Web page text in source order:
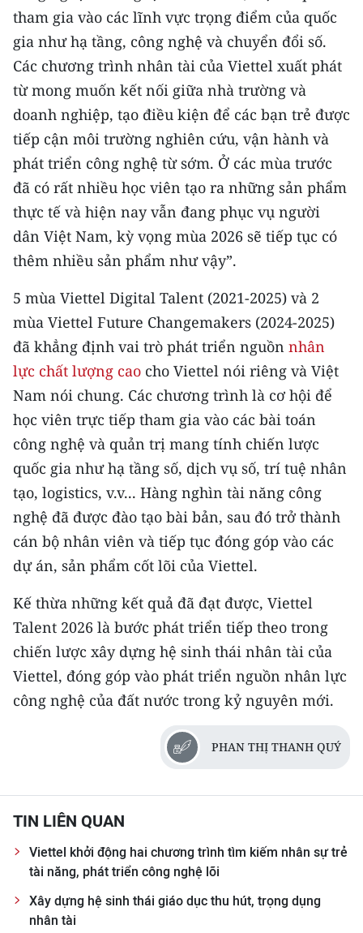
ENGLISH
中文
FRANÇAIS
РУССКИЙ
ESPAÑOL
한국어
tham gia vào các lĩnh vực trọng điểm của quốc
gia như hạ tầng, công nghệ và chuyển đổi số.
Các chương trình nhân tài của Viettel xuất phát
từ mong muốn kết nối giữa nhà trường và
doanh nghiệp, tạo điều kiện để các bạn trẻ được
tiếp cận môi trường nghiên cứu, vận hành và
phát triển công nghệ từ sớm. Ở các mùa trước
đã có rất nhiều học viên tạo ra những sản phẩm
thực tế và hiện nay vẫn đang phục vụ người
dân Việt Nam, kỳ vọng mùa 2026 sẽ tiếp tục có
thêm nhiều sản phẩm như vậy”.
5 mùa Viettel Digital Talent (2021-2025) và 2
mùa Viettel Future Changemakers (2024-2025)
đã khẳng định vai trò phát triển nguồn nhân
lực chất lượng cao cho Viettel nói riêng và Việt
Nam nói chung. Các chương trình là cơ hội để
học viên trực tiếp tham gia vào các bài toán
công nghệ và quản trị mang tính chiến lược
quốc gia như hạ tầng số, dịch vụ số, trí tuệ nhân
tạo, logistics, v.v... Hàng nghìn tài năng công
nghệ đã được đào tạo bài bản, sau đó trở thành
cán bộ nhân viên và tiếp tục đóng góp vào các
dự án, sản phẩm cốt lõi của Viettel.
Kế thừa những kết quả đã đạt được, Viettel
Talent 2026 là bước phát triển tiếp theo trong
chiến lược xây dựng hệ sinh thái nhân tài của
Viettel, đóng góp vào phát triển nguồn nhân lực
công nghệ của đất nước trong kỷ nguyên mới.
PHAN THỊ THANH QUÝ
TIN LIÊN QUAN
Viettel khởi động hai chương trình tìm kiếm nhân sự trẻ
tài năng, phát triển công nghệ lõi
Xây dựng hệ sinh thái giáo dục thu hút, trọng dụng
nhân tài